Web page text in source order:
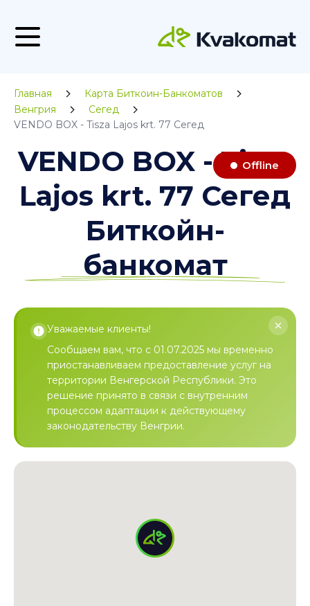
Главная
Карта Биткоин-Банкоматов
Венгрия
Сегед
VENDO BOX - Tisza Lajos krt. 77 Сегед
VENDO BOX - Tisza
Lajos krt. 77 Сегед
Биткойн-
банкомат
Offline
Уважаемые клиенты!
Сообщаем вам, что с 01.07.2025 мы временно
приостанавливаем предоставление услуг на
территории Венгерской Республики. Это
решение принято в связи с внутренним
процессом адаптации к действующему
законодательству Венгрии.